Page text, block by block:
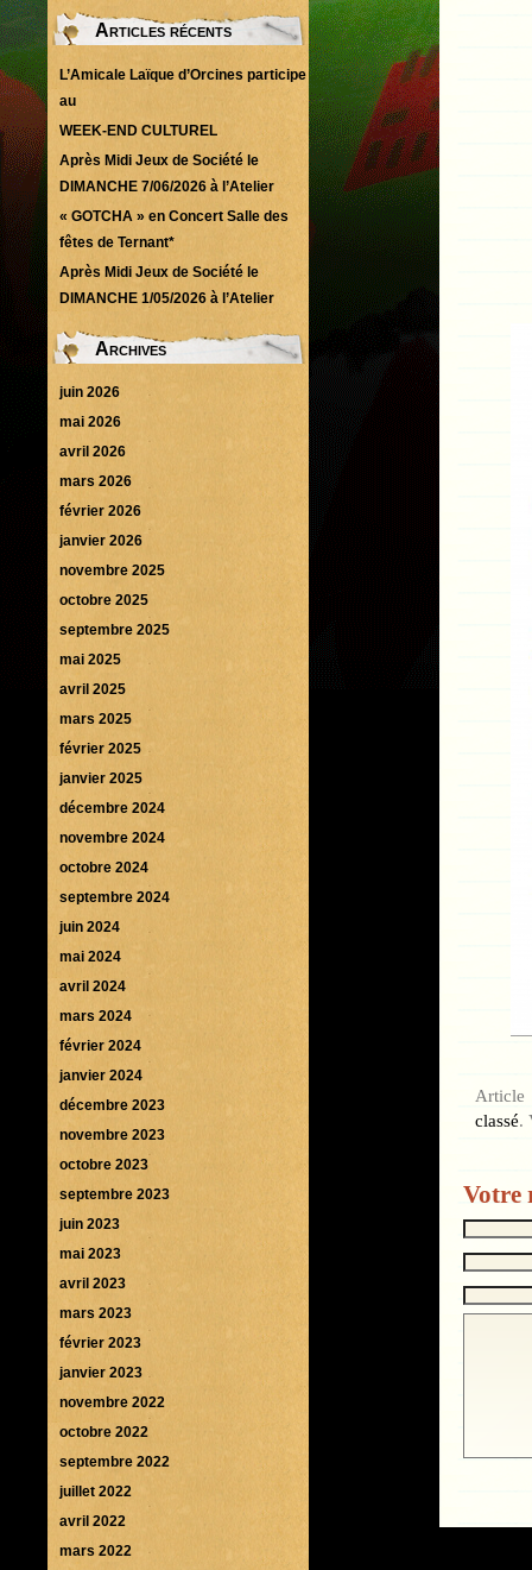
Article
classé.
Votre
Articles récents
L’Amicale Laïque d’Orcines participe
au
WEEK-END CULTUREL
Après Midi Jeux de Société le
DIMANCHE 7/06/2026 à l’Atelier
« GOTCHA » en Concert Salle des
fêtes de Ternant*
Après Midi Jeux de Société le
DIMANCHE 1/05/2026 à l’Atelier
Archives
juin 2026
mai 2026
avril 2026
mars 2026
février 2026
janvier 2026
novembre 2025
octobre 2025
septembre 2025
mai 2025
avril 2025
mars 2025
février 2025
janvier 2025
décembre 2024
novembre 2024
octobre 2024
septembre 2024
juin 2024
mai 2024
avril 2024
mars 2024
février 2024
janvier 2024
décembre 2023
novembre 2023
octobre 2023
septembre 2023
juin 2023
mai 2023
avril 2023
mars 2023
février 2023
janvier 2023
novembre 2022
octobre 2022
septembre 2022
juillet 2022
avril 2022
mars 2022